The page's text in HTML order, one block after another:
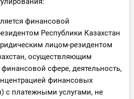
финансовой
Республики Казахстан
лицом-резидентом
осуществляющим
финансовой сфере, деятельность,
финансовых
с платежными услугами, не